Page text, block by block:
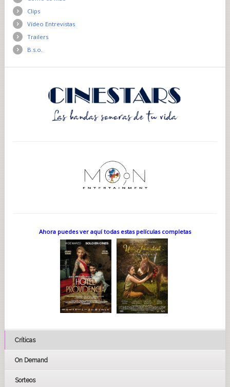
Clips
Vídeo Entrevistas
Trailers
B.s.o.
Ahora puedes ver aquí todas estas películas completas
Críticas
On Demand
Sorteos